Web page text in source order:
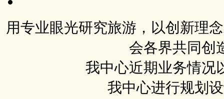
用专业眼光研究旅游，以创新理
会各界共同创
我中心近期业务情况
我中心进行规划